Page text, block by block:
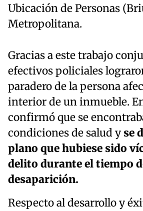
Ubicación de Personas
Metropolitana.
Gracias a este trabajo
efectivos policiales
paradero de la persona
interior de un inmueble.
confirmó que se
condiciones de salud y se
plano que hubiese sido
delito durante el tiempo
desaparición.
Respecto al desarrollo y